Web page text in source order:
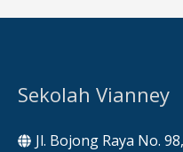
Sekolah Vianney
Jl. Bojong Raya No.